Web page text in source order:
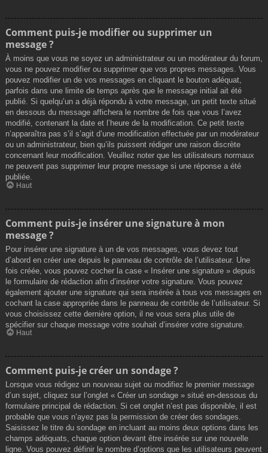
Comment puis-je modifier ou supprimer un
message ?
À moins que vous ne soyez un administrateur ou un modérateur du forum,
vous ne pouvez modifier ou supprimer que vos propres messages. Vous
pouvez modifier un de vos messages en cliquant le bouton adéquat,
parfois dans une limite de temps après que le message initial ait été
publié. Si quelqu’un a déjà répondu à votre message, un petit texte situé
en dessous du message affichera le nombre de fois que vous l’avez
modifié, contenant la date et l’heure de la modification. Ce petit texte
n’apparaîtra pas s’il s’agit d’une modification effectuée par un modérateur
ou un administrateur, bien qu’ils puissent rédiger une raison discrète
concernant leur modification. Veuillez noter que les utilisateurs normaux
ne peuvent pas supprimer leur propre message si une réponse a été
publiée.
Haut
Comment puis-je insérer une signature à mon
message ?
Pour insérer une signature à un de vos messages, vous devez tout
d’abord en créer une depuis le panneau de contrôle de l’utilisateur. Une
fois créée, vous pouvez cocher la case « Insérer une signature » depuis
le formulaire de rédaction afin d’insérer votre signature. Vous pouvez
également ajouter une signature qui sera insérée à tous vos messages en
cochant la case appropriée dans le panneau de contrôle de l’utilisateur. Si
vous choisissez cette dernière option, il ne vous sera plus utile de
spécifier sur chaque message votre souhait d’insérer votre signature.
Haut
Comment puis-je créer un sondage ?
Lorsque vous rédigez un nouveau sujet ou modifiez le premier message
d’un sujet, cliquez sur l’onglet « Créer un sondage » situé en-dessous du
formulaire principal de rédaction. Si cet onglet n’est pas disponible, il est
probable que vous n’ayez pas la permission de créer des sondages.
Saisissez le titre du sondage en incluant au moins deux options dans les
champs adéquats, chaque option devant être insérée sur une nouvelle
ligne. Vous pouvez définir le nombre d’options que les utilisateurs peuvent